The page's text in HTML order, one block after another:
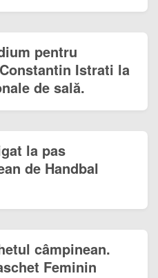
pentru
Istrati la
de sală.
la pas
de Handbal
câmpinean.
Feminin